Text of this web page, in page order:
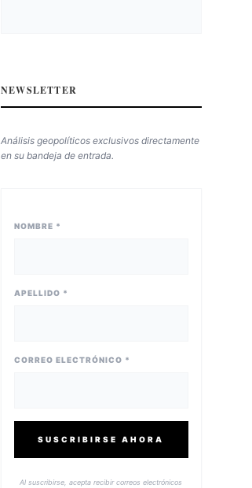
NEWSLETTER
Análisis geopolíticos exclusivos directamente
en su bandeja de entrada.
NOMBRE *
APELLIDO *
CORREO ELECTRÓNICO *
SUSCRIBIRSE AHORA
Al suscribirse, acepta recibir correos electrónicos